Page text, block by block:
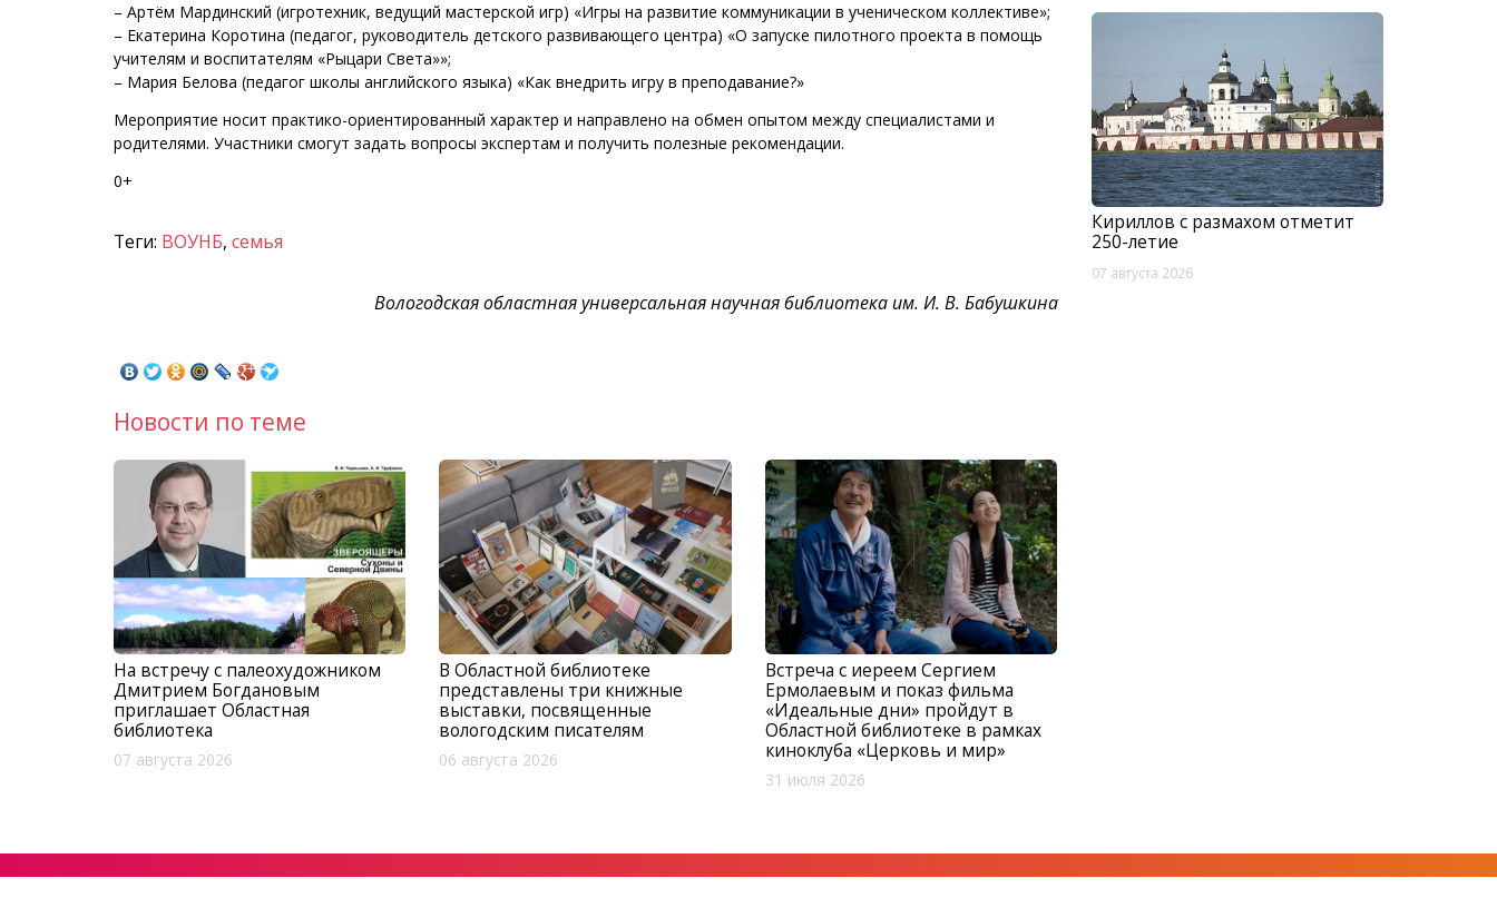
– Артём Мардинский (игротехник, ведущий мастерской игр) «Игры на развитие коммуникации в ученическом коллективе»;
– Екатерина Коротина (педагог, руководитель детского развивающего центра) «О запуске пилотного проекта в помощь
учителям и воспитателям «Рыцари Света»»;
– Мария Белова (педагог школы английского языка) «Как внедрить игру в преподавание?»
Мероприятие носит практико-ориентированный характер и направлено на обмен опытом между специалистами и
родителями. Участники смогут задать вопросы экспертам и получить полезные рекомендации.
0+
Теги: ВОУНБ, семья
Вологодская областная универсальная научная библиотека им. И. В. Бабушкина
Новости по теме
На встречу с палеохудожником
Дмитрием Богдановым
приглашает Областная
библиотека
07 августа 2026
В Областной библиотеке
представлены три книжные
выставки, посвященные
вологодским писателям
06 августа 2026
Встреча с иереем Сергием
Ермолаевым и показ фильма
«Идеальные дни» пройдут в
Областной библиотеке в рамках
киноклуба «Церковь и мир»
31 июля 2026
Кириллов с размахом отметит
250-летие
07 августа 2026